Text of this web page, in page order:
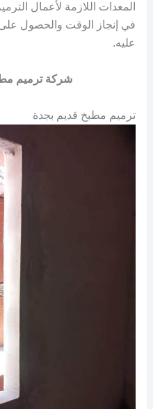
المعدات اللازمة لأعمال
في إنجاز الوقت والحصول
عليه.
شركة ترميم
ترميم مطبخ قديم بجدة